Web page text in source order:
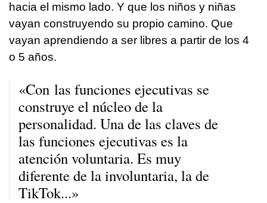
hacia el mismo lado. Y que los niños y niñas
vayan construyendo su propio camino. Que
vayan aprendiendo a ser libres a partir de los 4
o 5 años.
«Con las funciones ejecutivas se
construye el núcleo de la
personalidad. Una de las claves de
las funciones ejecutivas es la
atención voluntaria. Es muy
diferente de la involuntaria, la de
TikTok...»